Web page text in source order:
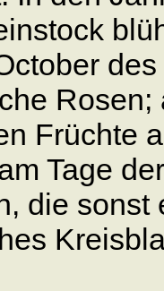
Früchte
Tage
die